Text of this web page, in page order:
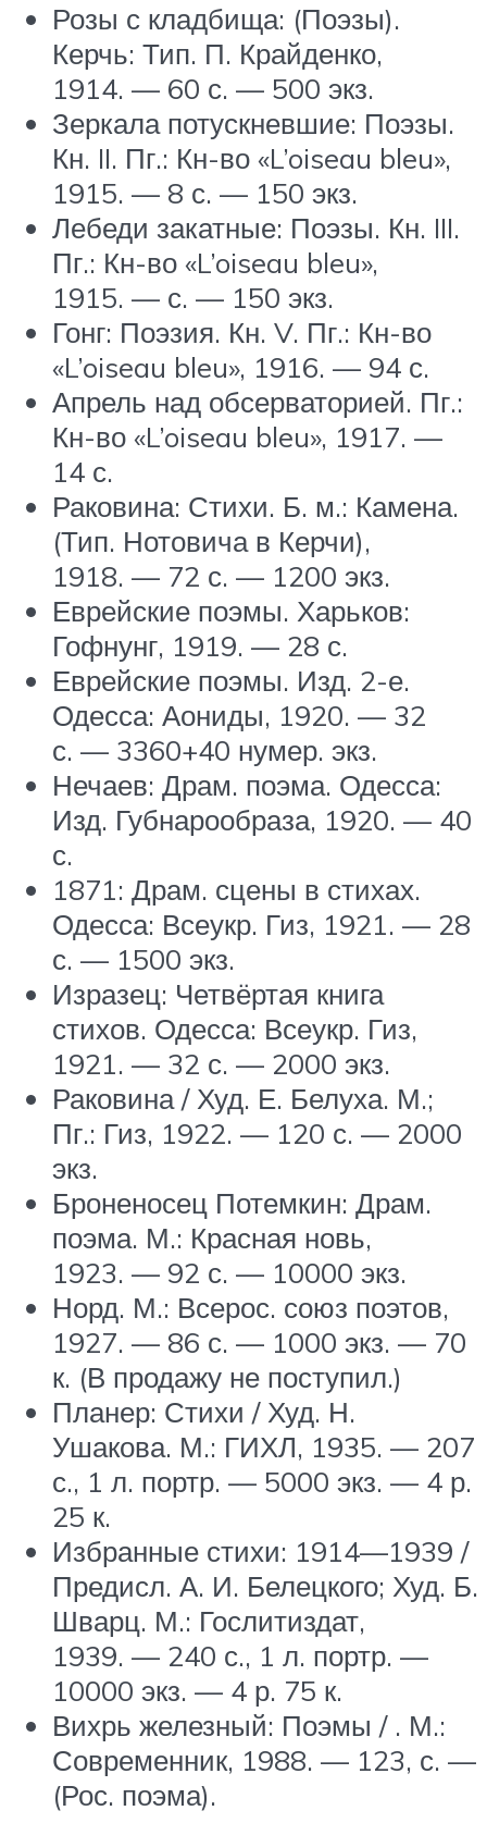
Розы с кладбища: (Поэзы).
Керчь: Тип. П. Крайденко,
1914. — 60 с. — 500 экз.
Зеркала потускневшие: Поэзы.
Кн. II. Пг.: Кн-во «L’oiseau bleu»,
1915. — 8 с. — 150 экз.
Лебеди закатные: Поэзы. Кн. III.
Пг.: Кн-во «L’oiseau bleu»,
1915. — с. — 150 экз.
Гонг: Поэзия. Кн. V. Пг.: Кн-во
«L’oiseau bleu», 1916. — 94 с.
Апрель над обсерваторией. Пг.:
Кн-во «L’oiseau bleu», 1917. —
14 с.
Раковина: Стихи. Б. м.: Камена.
(Тип. Нотовича в Керчи),
1918. — 72 с. — 1200 экз.
Еврейские поэмы. Харьков:
Гофнунг, 1919. — 28 с.
Еврейские поэмы. Изд. 2-е.
Одесса: Аониды, 1920. — 32
с. — 3360+40 нумер. экз.
Нечаев: Драм. поэма. Одесса:
Изд. Губнарообраза, 1920. — 40
с.
1871: Драм. сцены в стихах.
Одесса: Всеукр. Гиз, 1921. — 28
с. — 1500 экз.
Изразец: Четвёртая книга
стихов. Одесса: Всеукр. Гиз,
1921. — 32 с. — 2000 экз.
Раковина / Худ. Е. Белуха. М.;
Пг.: Гиз, 1922. — 120 с. — 2000
экз.
Броненосец Потемкин: Драм.
поэма. М.: Красная новь,
1923. — 92 с. — 10000 экз.
Норд. М.: Всерос. союз поэтов,
1927. — 86 с. — 1000 экз. — 70
к. (В продажу не поступил.)
Планер: Стихи / Худ. Н.
Ушакова. М.: ГИХЛ, 1935. — 207
с., 1 л. портр. — 5000 экз. — 4 р.
25 к.
Избранные стихи: 1914—1939 /
Предисл. А. И. Белецкого; Худ. Б.
Шварц. М.: Гослитиздат,
1939. — 240 с., 1 л. портр. —
10000 экз. — 4 р. 75 к.
Вихрь железный: Поэмы / . М.:
Современник, 1988. — 123, с. —
(Рос. поэма).